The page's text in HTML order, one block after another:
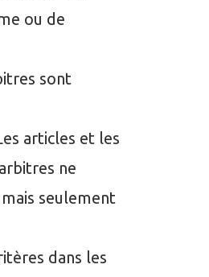
ou de
sont
articles et les
ne
seulement
dans les